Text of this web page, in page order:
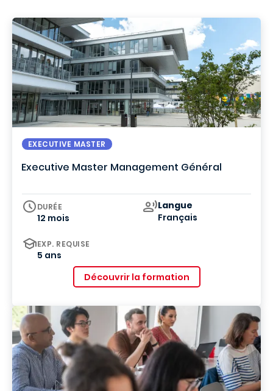
EXECUTIVE MASTER
Executive Master Management Général
DURÉE
12 mois
Curriculum
Langue
Français
EXP. REQUISE
5 ans
Découvrir la formation